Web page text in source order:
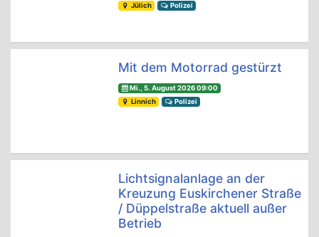
Jülich
Polizei
Mit dem Motorrad gestürzt
Mi., 5. August 2026 09:00
Linnich
Polizei
Lichtsignalanlage an der
Kreuzung Euskirchener Straße
/ Düppelstraße aktuell außer
Betrieb